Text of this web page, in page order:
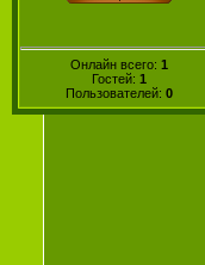
Онлайн всего: 1
Гостей: 1
Пользователей: 0